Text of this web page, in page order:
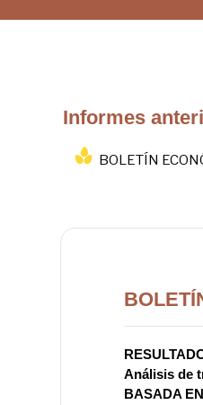
Informes
BOLETÍN
Análisis de
BASADA